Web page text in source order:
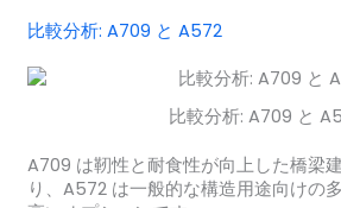
比較分析: A709 と A572
比較分析: A709 と
A709 は靭性と耐食性が向上した橋梁
り、A572 は一般的な構造用途向けの